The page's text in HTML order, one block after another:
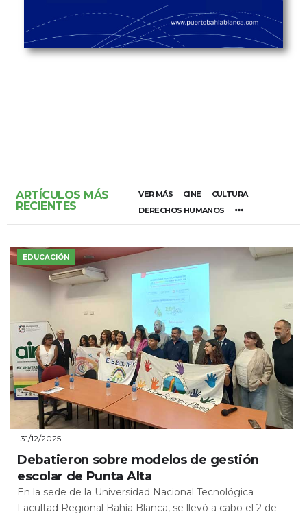
ARTÍCULOS MÁS
RECIENTES
VER MÁS CINE
CULTURA
DERECHOS HUMANOS
EDUCACIÓN
31/12/2025
Debatieron sobre modelos de gestión
escolar de Punta Alta
En la sede de la Universidad Nacional Tecnológica
Facultad Regional Bahía Blanca, se llevó a cabo el 2 de